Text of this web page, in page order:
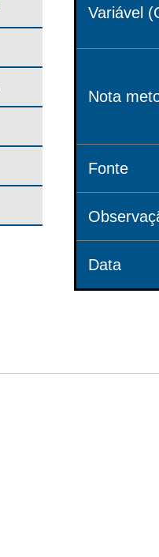
Variável
Nota
Fonte
Data